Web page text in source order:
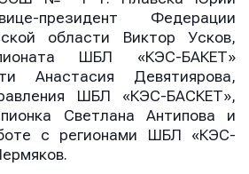
президент Федерации
области Виктор Усков,
ШБЛ «КЭС-БАКЕТ»
Анастасия Девятиярова,
ШБЛ «КЭС-БАСКЕТ»,
Светлана Антипова и
с регионами ШБЛ «КЭС-